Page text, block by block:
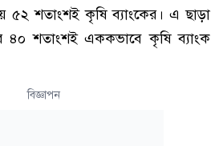
৫২ শতাংশই কৃষি ব্যাংকের। এ ছাড়া
৪০ শতাংশই এককভাবে কৃষি ব্যাংক
বিজ্ঞাপন